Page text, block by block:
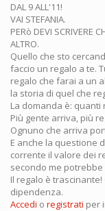
DAL 9 ALL'11!
VAI STEFANIA.
PERò DEVI SCRIVERE
ALTRO.
Quello che sto
faccio un regalo a te.
regalo che farai a un
la storia di quel che
La domanda è:
Più gente arriva, più
Ognuno che arriva
E anche la questione
corrente il valore dei
secondo me
Il regalo è
dipendenza.
Accedi o registrati per